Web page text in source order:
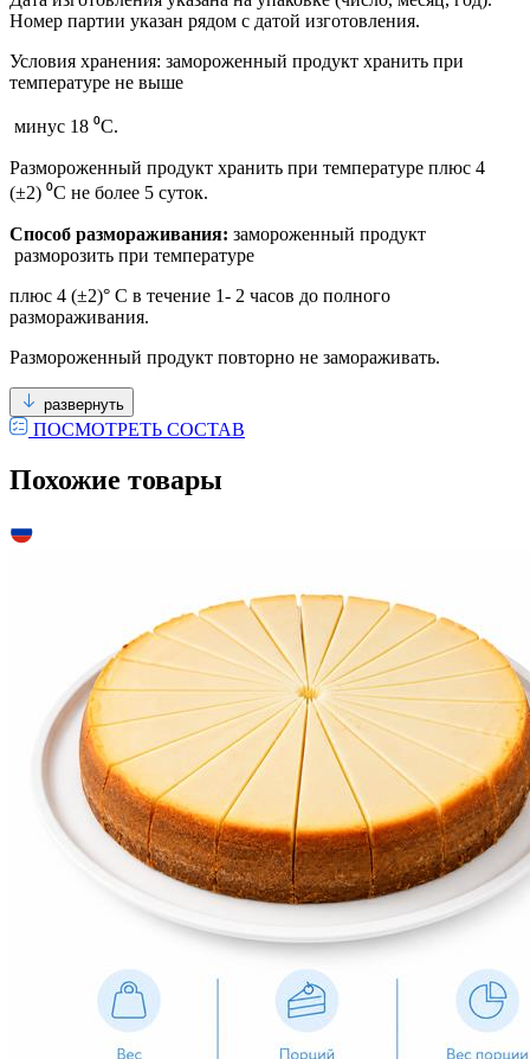
Номер партии указан рядом с датой изготовления.
Условия хранения: замороженный продукт хранить при
температуре не выше
минус 18 ⁰С.
Размороженный продукт хранить при температуре плюс 4
(±2) ⁰С не более 5 суток.
Способ размораживания: замороженный продукт
разморозить при температуре
плюс 4 (±2)° С в течение 1- 2 часов до полного
размораживания.
Размороженный продукт повторно не замораживать.
развернуть
ПОСМОТРЕТЬ СОСТАВ
Похожие товары